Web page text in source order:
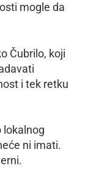
mogle da
Čubrilo, koji
i tek retku
lokalnog
ni imati.